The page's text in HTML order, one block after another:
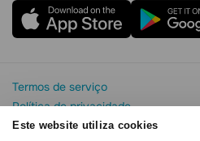
Este website utiliza cookies
Termos de serviço
Política de privacidade
Segurança e privacidade da